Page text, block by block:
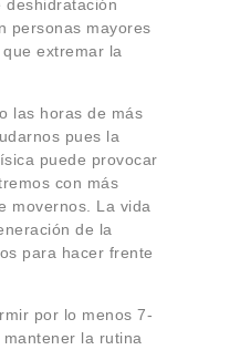
deshidratación
personas mayores
extremar la
las horas de más
pues la
puede provocar
con más
movernos. La vida
de la
para hacer frente
por lo menos 7-
la rutina